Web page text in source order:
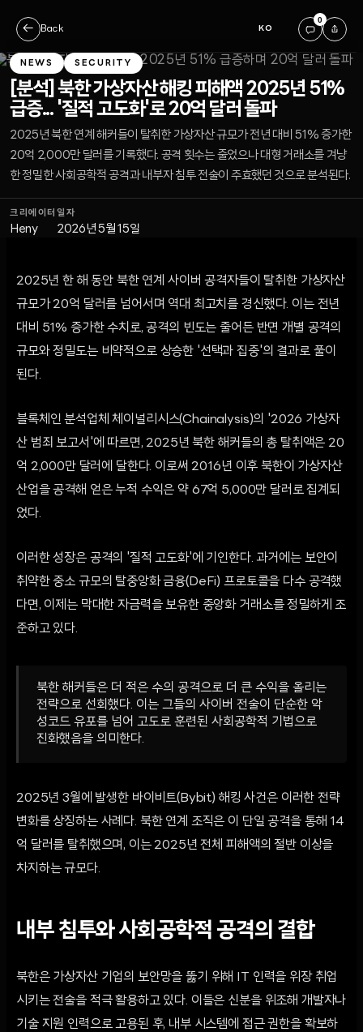
← Back KO
0
NEWS SECURITY
[분석] 북한 가상자산 해킹 피해액 2025년 51%
급증... '질적 고도화'로 20억 달러 돌파
2025년 북한 연계 해커들이 탈취한 가상자산 규모가 전년 대비 51% 증가한
20억 2,000만 달러를 기록했다. 공격 횟수는 줄었으나 대형 거래소를 겨냥
한 정밀한 사회공학적 공격과 내부자 침투 전술이 주효했던 것으로 분석된다.
크리에이터
Heny
일자
2026년 5월 15일
2025년 한 해 동안 북한 연계 사이버 공격자들이 탈취한 가상자산
규모가 20억 달러를 넘어서며 역대 최고치를 경신했다. 이는 전년
대비 51% 증가한 수치로, 공격의 빈도는 줄어든 반면 개별 공격의
규모와 정밀도는 비약적으로 상승한 '선택과 집중'의 결과로 풀이
된다.
블록체인 분석업체 체이널리시스(Chainalysis)의 '2026 가상자
산 범죄 보고서'에 따르면, 2025년 북한 해커들의 총 탈취액은 20
억 2,000만 달러에 달한다. 이로써 2016년 이후 북한이 가상자산
산업을 공격해 얻은 누적 수익은 약 67억 5,000만 달러로 집계되
었다.
이러한 성장은 공격의 '질적 고도화'에 기인한다. 과거에는 보안이
취약한 중소 규모의 탈중앙화 금융(DeFi) 프로토콜을 다수 공격했
다면, 이제는 막대한 자금력을 보유한 중앙화 거래소를 정밀하게 조
준하고 있다.
북한 해커들은 더 적은 수의 공격으로 더 큰 수익을 올리는
전략으로 선회했다. 이는 그들의 사이버 전술이 단순한 악
성코드 유포를 넘어 고도로 훈련된 사회공학적 기법으로
진화했음을 의미한다.
2025년 3월에 발생한 바이비트(Bybit) 해킹 사건은 이러한 전략
변화를 상징하는 사례다. 북한 연계 조직은 이 단일 공격을 통해 14
억 달러를 탈취했으며, 이는 2025년 전체 피해액의 절반 이상을
차지하는 규모다.
내부 침투와 사회공학적 공격의 결합
북한은 가상자산 기업의 보안망을 뚫기 위해 IT 인력을 위장 취업
시키는 전술을 적극 활용하고 있다. 이들은 신분을 위조해 개발자나
기술 지원 인력으로 고용된 후, 내부 시스템에 접근 권한을 확보하